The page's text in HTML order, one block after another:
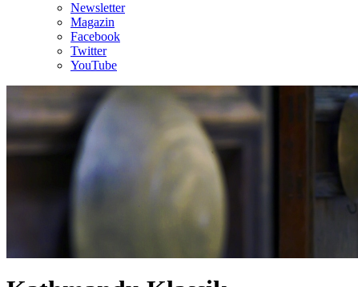
Newsletter
Magazin
Facebook
Twitter
YouTube